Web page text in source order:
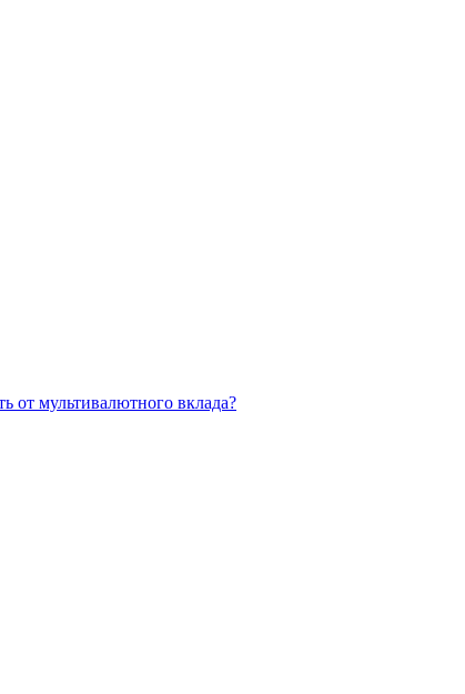
от мультивалютного вклада?